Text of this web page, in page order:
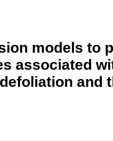
models to
associated
and